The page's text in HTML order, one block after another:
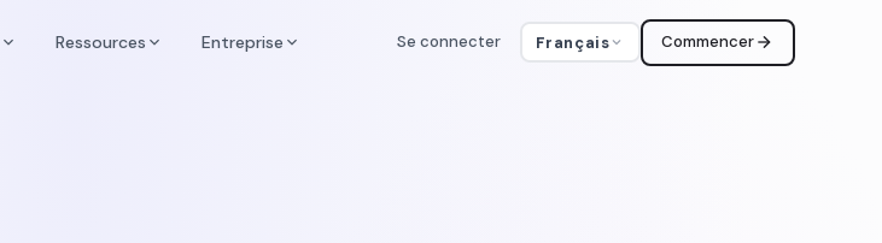
Ressources Entreprise Se connecter Français Commencer